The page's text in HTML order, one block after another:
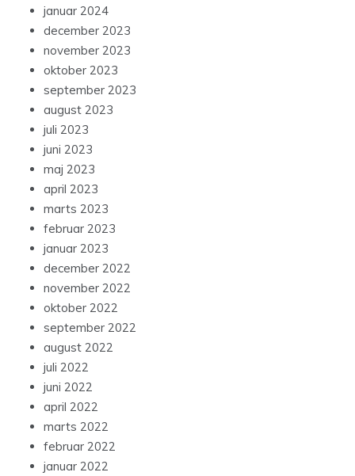
januar 2024
december 2023
november 2023
oktober 2023
september 2023
august 2023
juli 2023
juni 2023
maj 2023
april 2023
marts 2023
februar 2023
januar 2023
december 2022
november 2022
oktober 2022
september 2022
august 2022
juli 2022
juni 2022
april 2022
marts 2022
februar 2022
januar 2022